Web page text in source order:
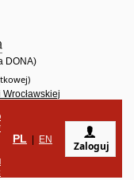
DONA)
PL EN Zaloguj